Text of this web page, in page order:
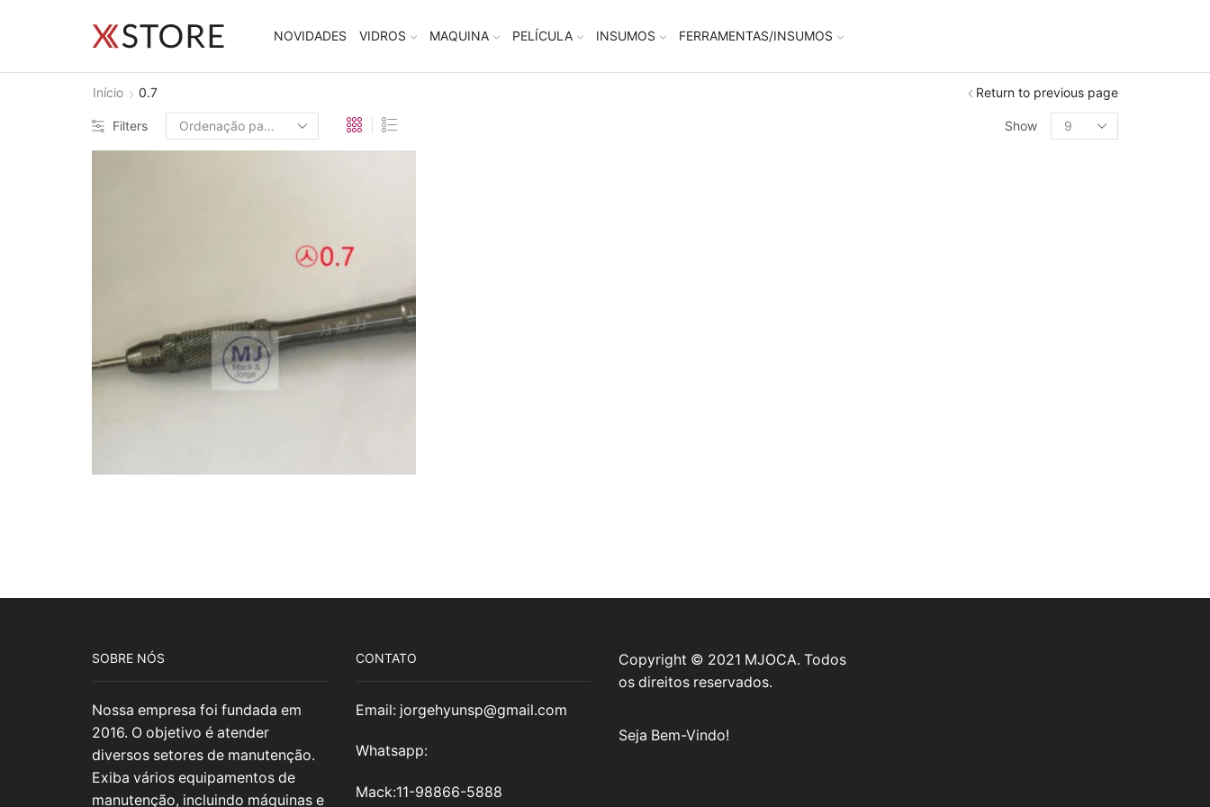
NOVIDADES VIDROS MAQUINA PELÍCULA INSUMOS FERRAMENTAS/INSUMOS
Início 0.7 Return to previous page
Filters Show
SOBRE NÓS
Nossa empresa foi fundada em
2016. O objetivo é atender
diversos setores de manutenção.
Exiba vários equipamentos de
manutenção, incluindo máquinas e
CONTATO
Email: jorgehyunsp@gmail.com
Whatsapp:
Mack:11-98866-5888
Copyright © 2021 MJOCA. Todos
os direitos reservados.
Seja Bem-Vindo!